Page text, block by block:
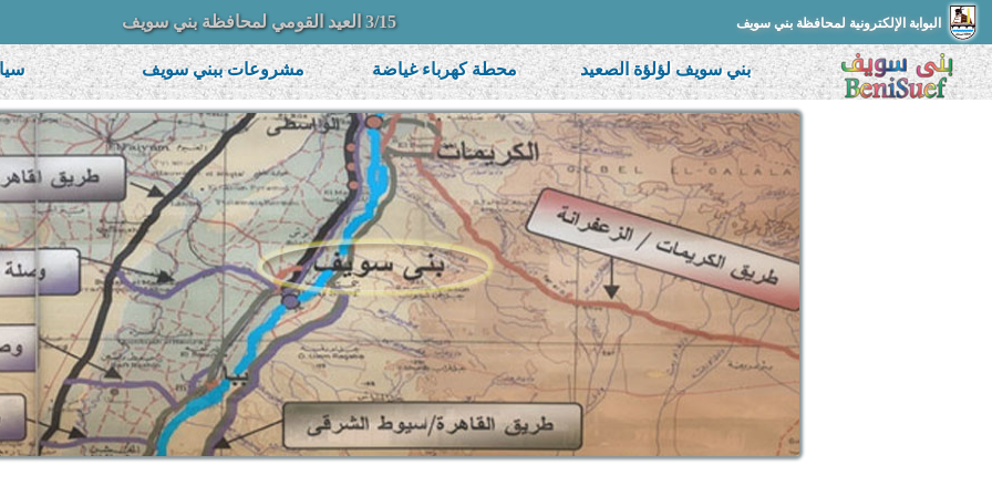
البوابة الإلكترونية لمحافظة بني سويف 3/15 العيد القومي لمحافظة بني سويف
بني سويف لؤلؤة الصعيد محطة كهرباء غياضة مشروعات ببني سويف